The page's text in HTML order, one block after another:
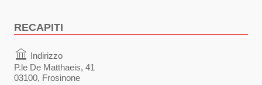
RECAPITI
Indirizzo
P.le De Matthaeis, 41
03100, Frosinone